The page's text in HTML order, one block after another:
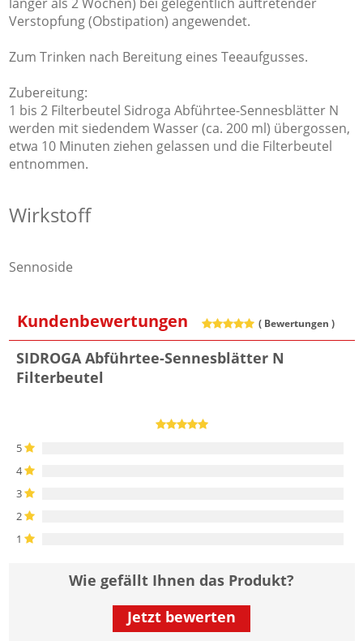
Verstopfung (Obstipation) angewendet.
Zum Trinken nach Bereitung eines Teeaufgusses.
Zubereitung:
1 bis 2 Filterbeutel Sidroga Abführtee-Sennesblätter N
werden mit siedendem Wasser (ca. 200 ml) übergossen,
etwa 10 Minuten ziehen gelassen und die Filterbeutel
entnommen.
Wirkstoff
Sennoside
Kundenbewertungen ( Bewertungen )
SIDROGA Abführtee-Sennesblätter N
Filterbeutel
5
4
3
2
1
Wie gefällt Ihnen das Produkt?
Jetzt bewerten